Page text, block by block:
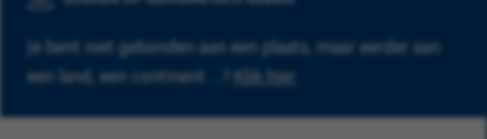
Je bent niet gebonden aan een plaats, maar eerder aan
een land, een continent ...? Klik hier